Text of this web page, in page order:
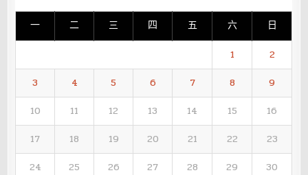
一 二 三 四 五 六 日
1
2
3
4 5 6 7 8
9
10
11 12 13 14 15
16
17
18 19 20 21 22
23
24
25 26 27 28 29
30